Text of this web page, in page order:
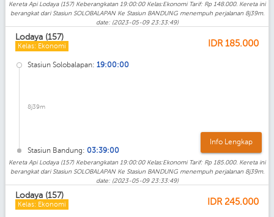
Kereta Api Lodaya (157) Keberangkatan 19:00:00 Kelas:Ekonomi Tarif: Rp 148.000. Kereta ini
berangkat dari Stasiun SOLOBALAPAN Ke Stasiun BANDUNG menempuh perjalanan 8j39m.
date: (2023-05-09 23:33:49)
Lodaya (157)
Kelas: Ekonomi IDR185.000
Stasiun Solobalapan: 19:00:00
8j39m
Stasiun Bandung: 03:39:00
Info Lengkap
Kereta Api Lodaya (157) Keberangkatan 19:00:00 Kelas:Ekonomi Tarif: Rp 185.000. Kereta ini
berangkat dari Stasiun SOLOBALAPAN Ke Stasiun BANDUNG menempuh perjalanan 8j39m.
date: (2023-05-09 23:33:49)
Lodaya (157)
Kelas: Ekonomi IDR 245.000